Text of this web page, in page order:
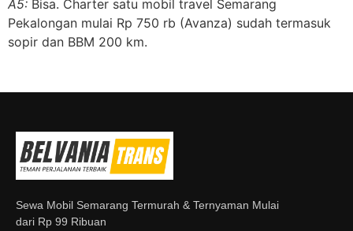
A5: Bisa. Charter satu mobil travel Semarang
Pekalongan mulai Rp 750 rb (Avanza) sudah termasuk
sopir dan BBM 200 km.
Sewa Mobil Semarang Termurah & Ternyaman Mulai
dari Rp 99 Ribuan